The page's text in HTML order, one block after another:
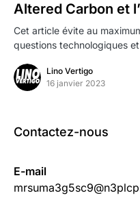
Altered Carbon et
Cet article évite au
questions technologiques
Lino Vertigo
16 janvier 2023
Contactez-nous
E-mail